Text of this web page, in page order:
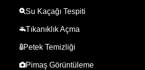
Su Kaçağı Tespiti
Tıkanıklık Açma
Petek Temizliği
Pimaş Görüntüleme